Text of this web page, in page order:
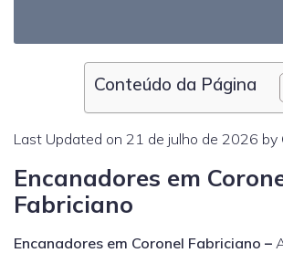
Conteúdo da Página
Last Updated on 21 de julho de 2026 by
Encanadores em
Fabriciano
Encanadores em Coronel Fabriciano –